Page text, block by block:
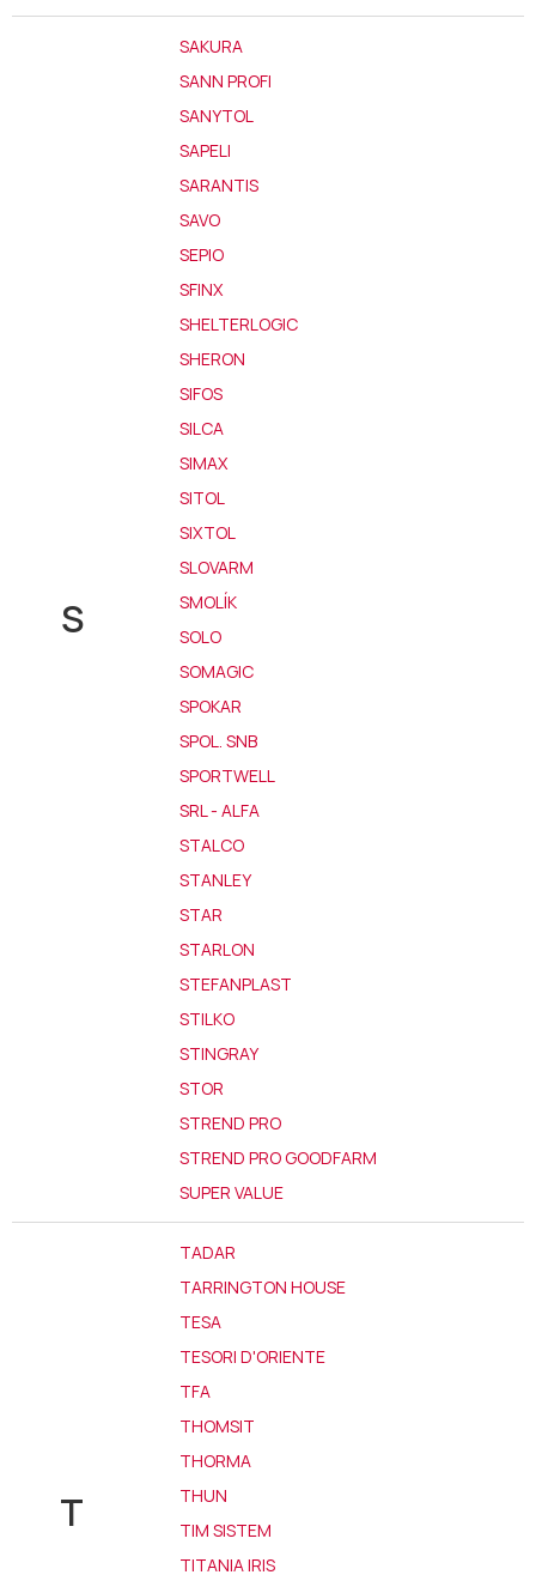
S
SAKURA
SANN PROFI
SANYTOL
SAPELI
SARANTIS
SAVO
SEPIO
SFINX
SHELTERLOGIC
SHERON
SIFOS
SILCA
SIMAX
SITOL
SIXTOL
SLOVARM
SMOLÍK
SOLO
SOMAGIC
SPOKAR
SPOL. SNB
SPORTWELL
SRL - ALFA
STALCO
STANLEY
STAR
STARLON
STEFANPLAST
STILKO
STINGRAY
STOR
STREND PRO
STREND PRO GOODFARM
SUPER VALUE
T
TADAR
TARRINGTON HOUSE
TESA
TESORI D'ORIENTE
TFA
THOMSIT
THORMA
THUN
TIM SISTEM
TITANIA IRIS